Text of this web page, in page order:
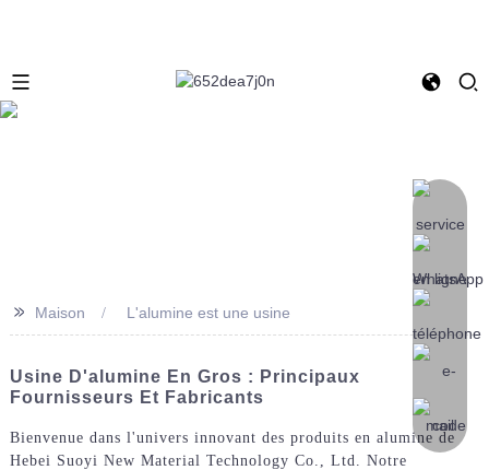
>> Maison L'alumine est une usine
Usine D'alumine En Gros : Principaux
Fournisseurs Et Fabricants
Bienvenue dans l'univers innovant des produits en alumine de
Hebei Suoyi New Material Technology Co., Ltd. Notre